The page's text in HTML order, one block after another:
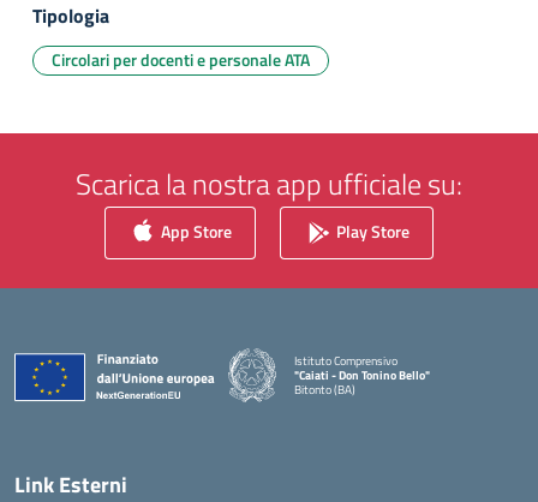
Tipologia
Circolari per docenti e personale ATA
Scarica la nostra app ufficiale su:
App Store Play Store
Istituto Comprensivo
"Caiati - Don Tonino Bello"
Bitonto (BA)
Link Esterni